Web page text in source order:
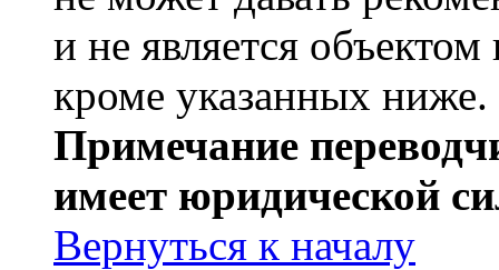
и не является
кроме указанных ниже.
Примечание
имеет юридической
Вернуться к началу